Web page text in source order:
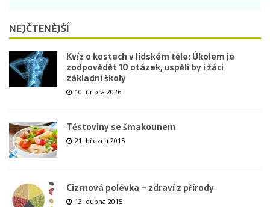
NEJČTENĚJŠÍ
Kvíz o kostech v lidském těle: Úkolem je
zodpovědět 10 otázek, uspěli by i žáci
základní školy
10. února 2026
Těstoviny se šmakounem
21. března 2015
Cizrnová polévka – zdraví z přírody
13. dubna 2015